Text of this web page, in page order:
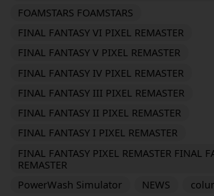
FOAMSTARS FOAMSTARS
FINAL FANTASY VI PIXEL REMASTER
FINAL FANTASY V PIXEL REMASTER
FINAL FANTASY IV PIXEL REMASTER
FINAL FANTASY III PIXEL REMASTER
FINAL FANTASY II PIXEL REMASTER
FINAL FANTASY I PIXEL REMASTER
FINAL FANTASY PIXEL REMASTER FINAL
REMASTER
PowerWash Simulator
NEWS